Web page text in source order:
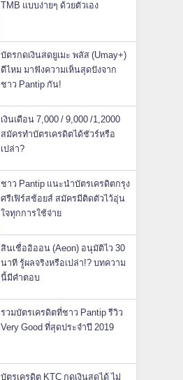
TMB แบบง่ายๆ ด้วยตัวเอง
บัตรกดเงินสดยูเมะ พลัส (Umay+)
ดีไหม มาฟังความเห็นสุดปังจาก
ชาว Pantip กัน!
เงินเดือน 7,000 / 9,000 /1,2000
สมัครทำบัตรเครดิตได้ชัวร์หรือ
เปล่า?
ชาว Pantip แนะนำบัตรเครดิตกรุง
ศรีเฟิร์สช้อยส์ สมัครมีติดตัวไว้อุ่น
ใจทุกการใช้จ่าย
สินเชื่ออิออน (Aeon) อนุมัติไว 30
นาที รู้ผลจริงหรือเปล่า!? บทความ
นี้มีคำตอบ
รวมบัตรเครดิตที่ชาว Pantip รีวิว
Very Good ที่สุดประจำปี 2019
บัตรเครดิต KTC กดเงินสดได้ ไม่